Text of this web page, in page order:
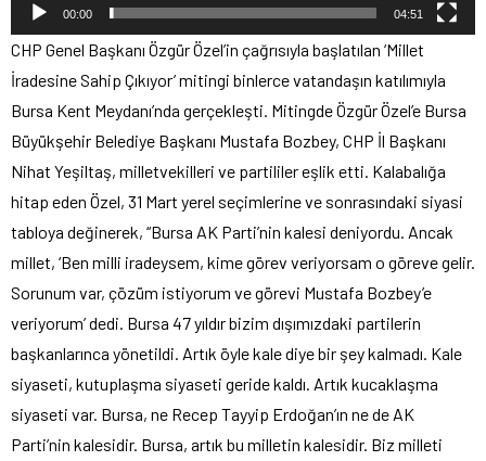
00:00 04:51
CHP Genel Başkanı Özgür Özel’in çağrısıyla başlatılan ‘Millet
İradesine Sahip Çıkıyor’ mitingi binlerce vatandaşın katılımıyla
Bursa Kent Meydanı’nda gerçekleşti. Mitingde Özgür Özel’e Bursa
Büyükşehir Belediye Başkanı Mustafa Bozbey, CHP İl Başkanı
Nihat Yeşiltaş, milletvekilleri ve partililer eşlik etti. Kalabalığa
hitap eden Özel, 31 Mart yerel seçimlerine ve sonrasındaki siyasi
tabloya değinerek, “Bursa AK Parti’nin kalesi deniyordu. Ancak
millet, ‘Ben milli iradeysem, kime görev veriyorsam o göreve gelir.
Sorunum var, çözüm istiyorum ve görevi Mustafa Bozbey’e
veriyorum’ dedi. Bursa 47 yıldır bizim dışımızdaki partilerin
başkanlarınca yönetildi. Artık öyle kale diye bir şey kalmadı. Kale
siyaseti, kutuplaşma siyaseti geride kaldı. Artık kucaklaşma
siyaseti var. Bursa, ne Recep Tayyip Erdoğan’ın ne de AK
Parti’nin kalesidir. Bursa, artık bu milletin kalesidir. Biz milleti